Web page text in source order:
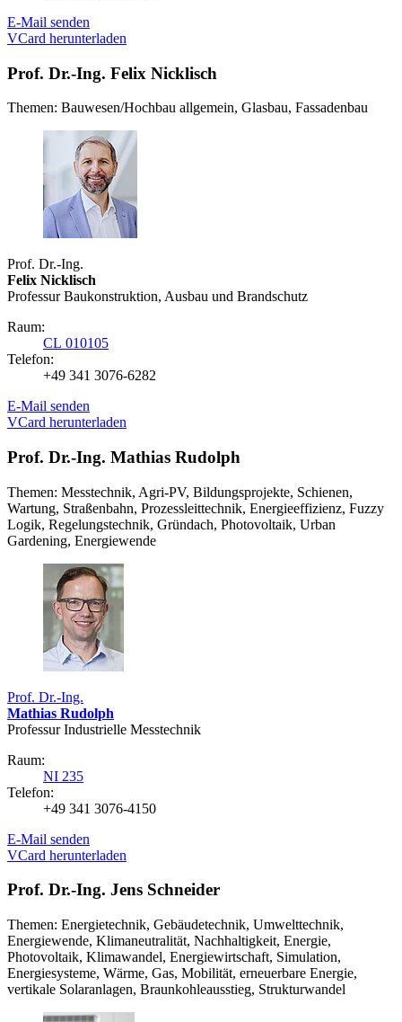
E-Mail senden
VCard herunterladen
Prof. Dr.-Ing. Felix Nicklisch
Themen: Bauwesen/Hochbau allgemein, Glasbau, Fassadenbau
Prof. Dr.-Ing.
Felix Nicklisch
Professur Baukonstruktion, Ausbau und Brandschutz
Raum:
CL 010105
Telefon:
+49 341 3076-6282
E-Mail senden
VCard herunterladen
Prof. Dr.-Ing. Mathias Rudolph
Themen: Messtechnik, Agri-PV, Bildungsprojekte, Schienen,
Wartung, Straßenbahn, Prozessleittechnik, Energieeffizienz, Fuzzy
Logik, Regelungstechnik, Gründach, Photovoltaik, Urban
Gardening, Energiewende
Prof. Dr.-Ing.
Mathias Rudolph
Professur Industrielle Messtechnik
Raum:
NI 235
Telefon:
+49 341 3076-4150
E-Mail senden
VCard herunterladen
Prof. Dr.-Ing. Jens Schneider
Themen: Energietechnik, Gebäudetechnik, Umwelttechnik,
Energiewende, Klimaneutralität, Nachhaltigkeit, Energie,
Photovoltaik, Klimawandel, Energiewirtschaft, Simulation,
Energiesysteme, Wärme, Gas, Mobilität, erneuerbare Energie,
vertikale Solaranlagen, Braunkohleausstieg, Strukturwandel